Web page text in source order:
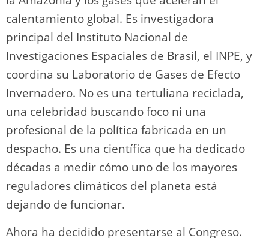
calentamiento global. Es investigadora
principal del Instituto Nacional de
Investigaciones Espaciales de Brasil, el INPE, y
coordina su Laboratorio de Gases de Efecto
Invernadero. No es una tertuliana reciclada,
una celebridad buscando foco ni una
profesional de la política fabricada en un
despacho. Es una científica que ha dedicado
décadas a medir cómo uno de los mayores
reguladores climáticos del planeta está
dejando de funcionar.
Ahora ha decidido presentarse al Congreso.